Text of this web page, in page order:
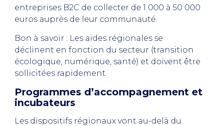
entreprises B2C de collecter de 1 000 à 50 000
euros auprès de leur communauté.
Bon à savoir : Les aides régionales se
déclinent en fonction du secteur (transition
écologique, numérique, santé) et doivent être
sollicitées rapidement.
Programmes d’accompagnement et
incubateurs
Les dispositifs régionaux vont au-delà du